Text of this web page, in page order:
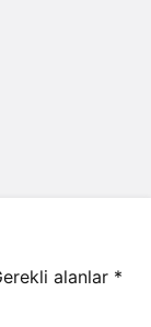
alanlar *